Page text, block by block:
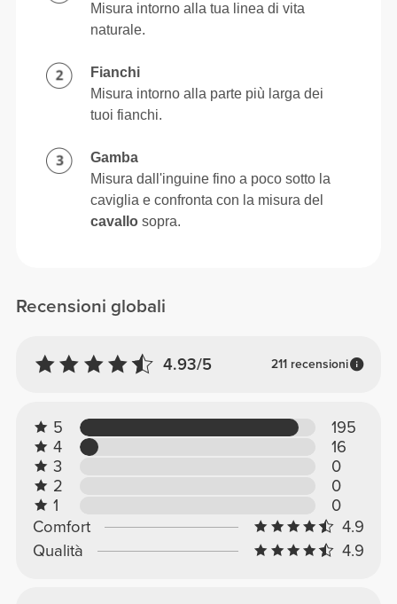
Recensioni globali
4.93/5 211 recensioni
5
195
4
16
3
0
2
0
1
0
Comfort
4.9
Qualità
4.9
Misura intorno alla tua linea di vita
naturale.
Fianchi
Misura intorno alla parte più larga dei
tuoi fianchi.
Gamba
Misura dall'inguine fino a poco sotto la
caviglia e confronta con la misura del
cavallo sopra.